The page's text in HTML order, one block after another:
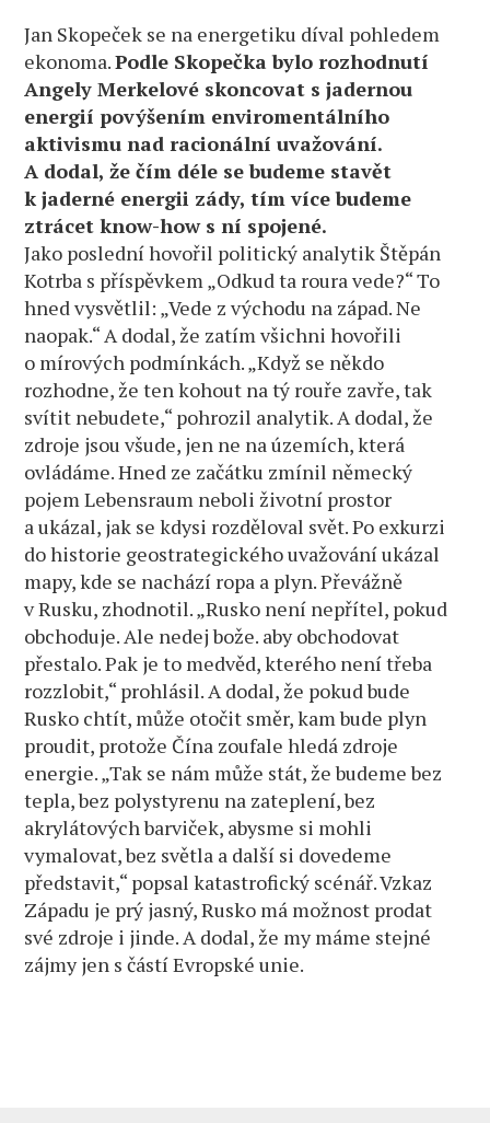
Jan Skopeček se na energetiku díval pohledem
ekonoma.Podle Skopečka bylo rozhodnutí
Angely Merkelové skoncovat s jadernou
energií povýšením enviromentálního
aktivismu nad racionální uvažování.
A dodal, že čím déle se budeme stavět
k jaderné energii zády, tím více budeme
ztrácet know-how s ní spojené.
Jako poslední hovořil politický analytik Štěpán
Kotrba s příspěvkem „Odkud ta roura vede?“ To
hned vysvětlil: „Vede z východu na západ. Ne
naopak.“ A dodal, že zatím všichni hovořili
o mírových podmínkách. „Když se někdo
rozhodne, že ten kohout na tý rouře zavře, tak
svítit nebudete,“ pohrozil analytik. A dodal, že
zdroje jsou všude, jen ne na územích, která
ovládáme. Hned ze začátku zmínil německý
pojem Lebensraum neboli životní prostor
a ukázal, jak se kdysi rozděloval svět. Po exkurzi
do historie geostrategického uvažování ukázal
mapy, kde se nachází ropa a plyn. Převážně
v Rusku, zhodnotil. „Rusko není nepřítel, pokud
obchoduje. Ale nedej bože. aby obchodovat
přestalo. Pak je to medvěd, kterého není třeba
rozzlobit,“ prohlásil. A dodal, že pokud bude
Rusko chtít, může otočit směr, kam bude plyn
proudit, protože Čína zoufale hledá zdroje
energie. „Tak se nám může stát, že budeme bez
tepla, bez polystyrenu na zateplení, bez
akrylátových barviček, abysme si mohli
vymalovat, bez světla a další si dovedeme
představit,“ popsal katastrofický scénář. Vzkaz
Západu je prý jasný, Rusko má možnost prodat
své zdroje i jinde. A dodal, že my máme stejné
zájmy jen s částí Evropské unie.